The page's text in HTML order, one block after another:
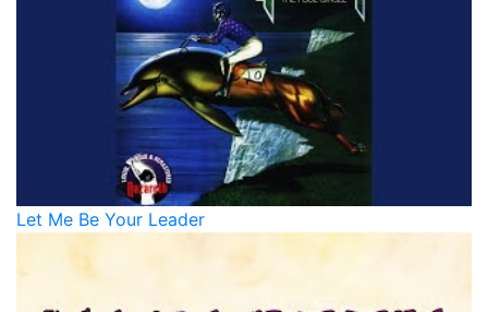
Let Me Be Your Leader